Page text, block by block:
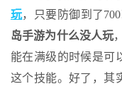
玩，只要防御到了
岛手游为什么没人玩
能在满级的时候是可
这个技能。好了，其